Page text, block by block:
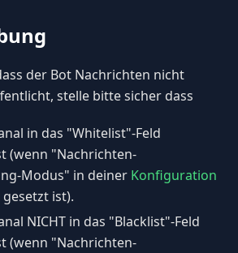
der Bot Nachrichten nicht
stelle bitte sicher dass
in das "Whitelist"-Feld
(wenn "Nachrichten-
Modus" in deiner Konfiguration
gesetzt ist).
NICHT in das "Blacklist"-Feld
(wenn "Nachrichten-